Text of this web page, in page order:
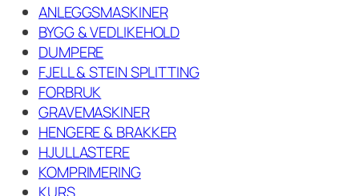
ANLEGGSMASKINER
BYGG & VEDLIKEHOLD
DUMPERE
FJELL & STEIN SPLITTING
FORBRUK
GRAVEMASKINER
HENGERE & BRAKKER
HJULLASTERE
KOMPRIMERING
KURS